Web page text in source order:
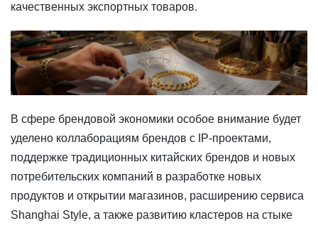
качественных экспортных товаров.
В сфере брендовой экономики особое внимание будет
уделено коллаборациям брендов с IP-проектами,
поддержке традиционных китайских брендов и новых
потребительских компаний в разработке новых
продуктов и открытии магазинов, расширению сервиса
Shanghai Style, а также развитию кластеров на стыке